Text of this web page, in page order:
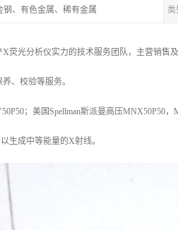
钢、有色金属、稀有金属 类
荧光分析仪实力的技术服务团队，主营销
、校验等服务。
；美国Spellman斯派曼高压MNX50P50
生成中等能量的X射线。